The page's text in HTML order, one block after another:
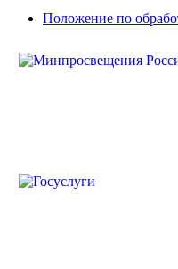
Положение по